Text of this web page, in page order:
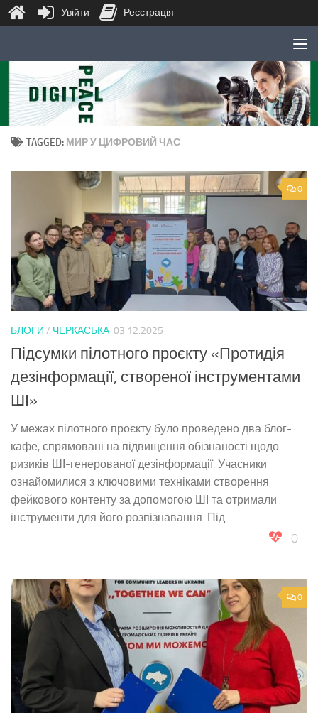
Skip to content
TAGGED: МИР У ЦИФРОВИЙ ЧАС
0
БЛОГИ / ЧЕРКАСЬКА 03.12.2025
Підсумки пілотного проєкту «Протидія
дезінформації, створеної інструментами
ШІ»
У межах пілотного проєкту було проведено два блог-
кафе, спрямовані на підвищення обізнаності щодо
ризиків ШІ-генерованої дезінформації. Учасники
ознайомилися з ключовими техніками створення
фейкового контенту за допомогою ШІ та отримали
інструменти для його розпізнавання. Під...
0
0
Увійти Реєстрація